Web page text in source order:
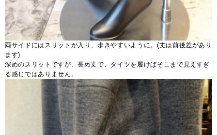
両サイドにはスリットが入り、歩きやすいように。(丈は前後差があり
ます)
深めのスリットですが、長め丈で、タイツを履けばそこまで見えすぎ
る感じではありません。